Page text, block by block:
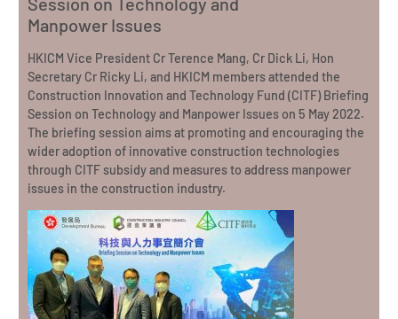
Manpower Issues
HKICM Vice President Cr Terence Mang, Cr Dick Li, Hon
Secretary Cr Ricky Li, and HKICM members attended the
Construction Innovation and Technology Fund (CITF) Briefing
Session on Technology and Manpower Issues on 5 May 2022.
The briefing session aims at promoting and encouraging the
wider adoption of innovative construction technologies
through CITF subsidy and measures to address manpower
issues in the construction industry.